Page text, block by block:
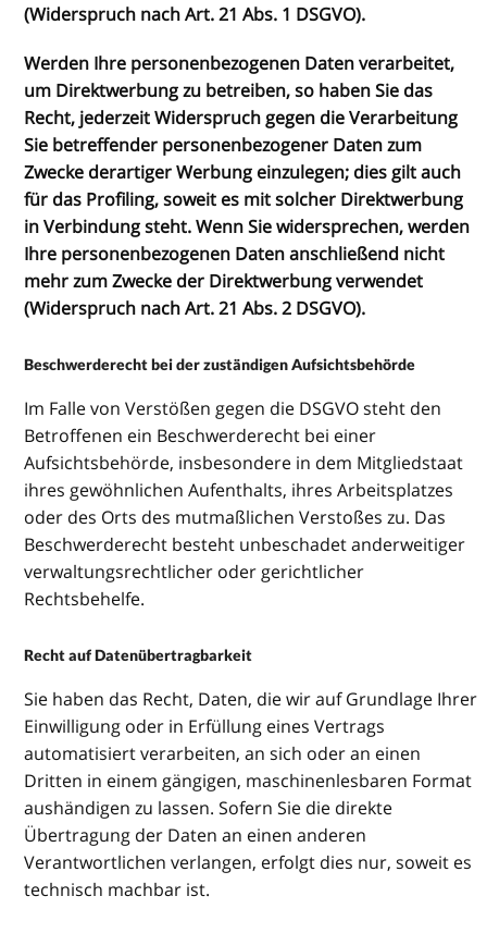
(Widerspruch nach Art. 21 Abs. 1 DSGVO).
Werden Ihre personenbezogenen Daten verarbeitet,
um Direktwerbung zu betreiben, so haben Sie das
Recht, jederzeit Widerspruch gegen die Verarbeitung
Sie betreffender personenbezogener Daten zum
Zwecke derartiger Werbung einzulegen; dies gilt auch
für das Profiling, soweit es mit solcher Direktwerbung
in Verbindung steht. Wenn Sie widersprechen, werden
Ihre personenbezogenen Daten anschließend nicht
mehr zum Zwecke der Direktwerbung verwendet
(Widerspruch nach Art. 21 Abs. 2 DSGVO).
Beschwerderecht bei der zuständigen Aufsichtsbehörde
Im Falle von Verstößen gegen die DSGVO steht den
Betroffenen ein Beschwerderecht bei einer
Aufsichtsbehörde, insbesondere in dem Mitgliedstaat
ihres gewöhnlichen Aufenthalts, ihres Arbeitsplatzes
oder des Orts des mutmaßlichen Verstoßes zu. Das
Beschwerderecht besteht unbeschadet anderweitiger
verwaltungsrechtlicher oder gerichtlicher
Rechtsbehelfe.
Recht auf Datenübertragbarkeit
Sie haben das Recht, Daten, die wir auf Grundlage Ihrer
Einwilligung oder in Erfüllung eines Vertrags
automatisiert verarbeiten, an sich oder an einen
Dritten in einem gängigen, maschinenlesbaren Format
aushändigen zu lassen. Sofern Sie die direkte
Übertragung der Daten an einen anderen
Verantwortlichen verlangen, erfolgt dies nur, soweit es
technisch machbar ist.